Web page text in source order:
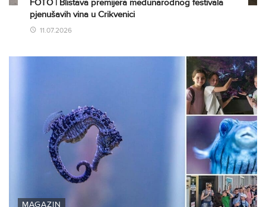
FOTO | Blistava premijera međunarodnog festivala
pjenušavih vina u Crikvenici
11.07.2026
MAGAZIN